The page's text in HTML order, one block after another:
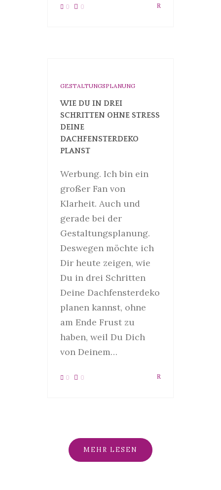
0 0
GESTALTUNGSPLANUNG
WIE DU IN DREI
SCHRITTEN OHNE STRESS
DEINE
DACHFENSTERDEKO
PLANST
Werbung. Ich bin ein
großer Fan von
Klarheit. Auch und
gerade bei der
Gestaltungsplanung.
Deswegen möchte ich
Dir heute zeigen, wie
Du in drei Schritten
Deine Dachfensterdeko
planen kannst, ohne
am Ende Frust zu
haben, weil Du Dich
von Deinem…
0 0
MEHR LESEN